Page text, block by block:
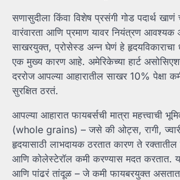
सणासुदीला किंवा विशेष प्रसंगी गोड पदार्थ खाणं
वारंवारता आणि प्रमाण यावर नियंत्रण आवश्यक
साखरयुक्त, प्रोसेस्ड अन्न घेणं हे हृदयविकाराचा
एक मुख्य कारण आहे. अमेरिकेच्या हार्ट
दररोज आपल्या आहारातील साखर 10% पेक्षा
सुरक्षित ठरतं.
आपल्या आहारात फायबर्सची मात्रा महत्त्वाची
(whole grains) – जसे की ओट्स, रागी,
हृदयासाठी लाभदायक ठरतात कारण ते
आणि कोलेस्टेरॉल कमी करण्यास मदत करतात.
आणि पांढरं तांदूळ – जे कमी फायबरयुक्त